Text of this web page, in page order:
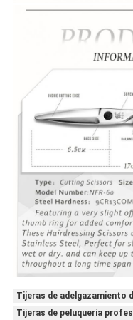
Tijeras de adelgazamiento
Tijeras de peluquería